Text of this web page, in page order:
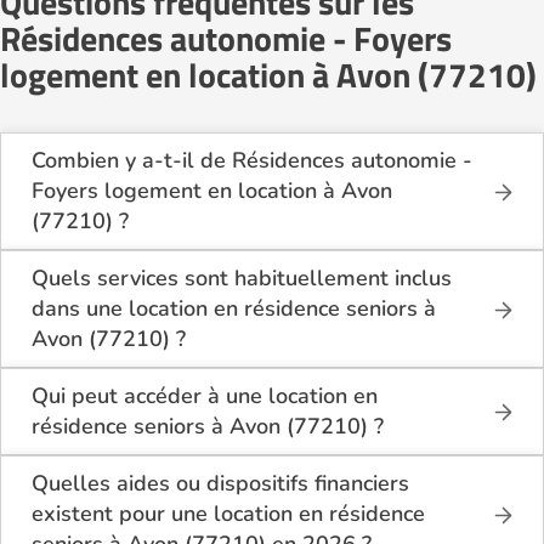
Résidences autonomie - Foyers
logement en location à Avon (77210)
Combien y a-t-il de Résidences autonomie -
Foyers logement en location à Avon
(77210) ?
Sur le site Logement-seniors.com, on recense
actuellement 1 Résidences autonomie - Foyers
logement en location à Avon (77210).
Quels services sont habituellement inclus
dans une location en résidence seniors à
Avon (77210) ?
En location à Avon (77210), la résidence seniors
inclut généralement : l’entretien des espaces
communs, l’accès à des activités, la présence d’un
accueil / surveillance, la restauration ou service
repas optionnel. Certains services sont optionnels et
peuvent faire monter le tarif.
Qui peut accéder à une location en
résidence seniors à Avon (77210) ?
La location en résidence seniors à Avon (77210)
s’adresse aux personnes autonomes souhaitant un
logement adapté, sécurisé et convivial. Il est
conseillé d’avoir environ 60 ans ou plus, bien que
Quelles aides ou dispositifs financiers
existent pour une location en résidence